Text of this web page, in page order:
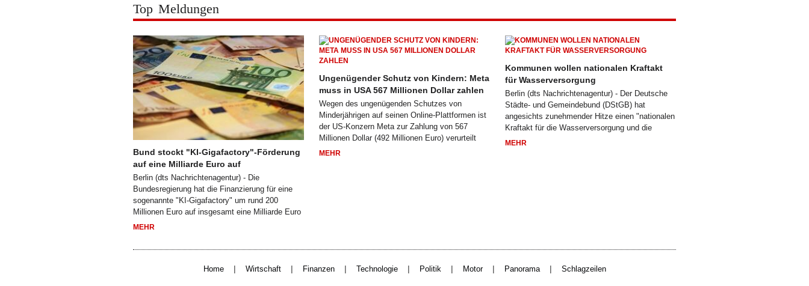
Top Meldungen
Bund stockt "KI-Gigafactory"-Förderung
auf eine Milliarde Euro auf
Berlin (dts Nachrichtenagentur) - Die
Bundesregierung hat die Finanzierung für eine
sogenannte "KI-Gigafactory" um rund 200
Millionen Euro auf insgesamt eine Milliarde Euro
MEHR
Ungenügender Schutz von Kindern: Meta
muss in USA 567 Millionen Dollar zahlen
Wegen des ungenügenden Schutzes von
Minderjährigen auf seinen Online-Plattformen ist
der US-Konzern Meta zur Zahlung von 567
Millionen Dollar (492 Millionen Euro) verurteilt
MEHR
Kommunen wollen nationalen Kraftakt
für Wasserversorgung
Berlin (dts Nachrichtenagentur) - Der Deutsche
Städte- und Gemeindebund (DStGB) hat
angesichts zunehmender Hitze einen "nationalen
Kraftakt für die Wasserversorgung und die
MEHR
Home | Wirtschaft | Finanzen | Technologie | Politik | Motor | Panorama | Schlagzeilen